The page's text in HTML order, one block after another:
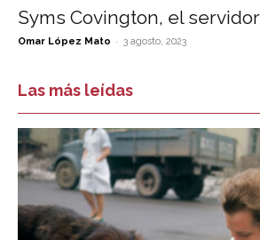
Syms Covington, el
Omar López Mato - 3 agosto, 2023
Las más leídas